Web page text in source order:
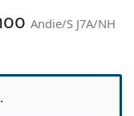
54
Andie/S J7A/NH